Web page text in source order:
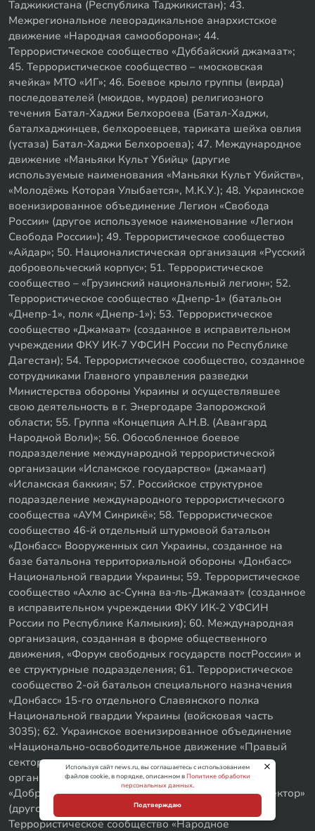
Таджикистана (Республика Таджикистан); 43.
Межрегиональное леворадикальное анархистское
движение «Народная самооборона»; 44.
Террористическое сообщество «Дуббайский джамаат»;
45. Террористическое сообщество – «московская
ячейка» МТО «ИГ»; 46. Боевое крыло группы (вирда)
последователей (мюидов, мурдов) религиозного
течения Батал-Хаджи Белхороева (Батал-Хаджи,
баталхаджинцев, белхороевцев, тариката шейха овлия
(устаза) Батал-Хаджи Белхороева); 47. Международное
движение «Маньяки Культ Убийц» (другие
используемые наименования «Маньяки Культ Убийств»,
«Молодёжь Которая Улыбается», М.К.У.); 48. Украинское
военизированное объединение Легион «Свобода
России» (другое используемое наименование «Легион
Свобода России»); 49. Террористическое сообщество
«Айдар»; 50. Националистическая организация «Русский
добровольческий корпус»; 51. Террористическое
сообщество – «Грузинский национальный легион»; 52.
Террористическое сообщество «Днепр-1» (батальон
«Днепр-1», полк «Днепр-1»); 53. Террористическое
сообщество «Джамаат» (созданное в исправительном
учреждении ФКУ ИК-7 УФСИН России по Республике
Дагестан); 54. Террористическое сообщество, созданное
сотрудниками Главного управления разведки
Министерства обороны Украины и осуществлявшее
свою деятельность в г. Энергодаре Запорожской
области; 55. Группа «Концепция А.Н.В. (Авангард
Народной Воли)»; 56. Обособленное боевое
подразделение международной террористической
организации «Исламское государство» (джамаат)
«Исламская баккия»; 57. Российское структурное
подразделение международного террористического
сообщества «АУМ Синрикё»; 58. Террористическое
сообщество 46-й отдельный штурмовой батальон
«Донбасс» Вооруженных сил Украины, созданное на
базе батальона территориальной обороны «Донбасс»
Национальной гвардии Украины; 59. Террористическое
сообщество «Ахлю ас-Сунна ва-ль-Джамаат» (созданное
в исправительном учреждении ФКУ ИК-2 УФСИН
России по Республике Калмыкия); 60. Международная
организация, созданная в форме общественного
движения, «Форум свободных государств постРоссии» и
ее структурные подразделения; 61. Террористическое
сообщество 2-ой батальон специального назначения
«Донбасс» 15-го отдельного Славянского полка
Национальной гвардии Украины (войсковая часть
3035); 62. Украинское военизированное объединение
«Национально-освободительное движение «Правый
сектор» и его структурные подразделения –
организация «Правая Молодежь» и объединение
«Добровольческий Украинский Корпус «Правый Сектор»
(другое используемое наименование: ДУК ПС); 63.
Террористическое сообщество «Народное
Используя сайт news.ru, вы соглашаетесь с использованием
файлов cookie, в порядке, описанном вПолитике обработки
персональных данных.
Подтверждаю